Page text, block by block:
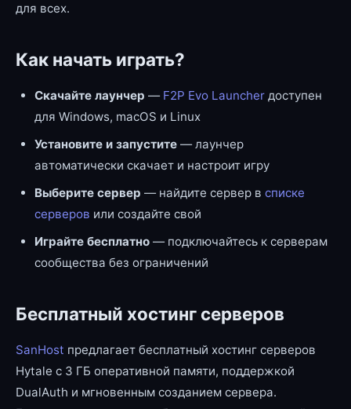
для всех.
Как начать играть?
Скачайте лаунчер — F2P Evo Launcher доступен
для Windows, macOS и Linux
Установите и запустите — лаунчер
автоматически скачает и настроит игру
Выберите сервер — найдите сервер в списке
серверов или создайте свой
Играйте бесплатно — подключайтесь к серверам
сообщества без ограничений
Бесплатный хостинг серверов
SanHost предлагает бесплатный хостинг серверов
Hytale с 3 ГБ оперативной памяти, поддержкой
DualAuth и мгновенным созданием сервера.